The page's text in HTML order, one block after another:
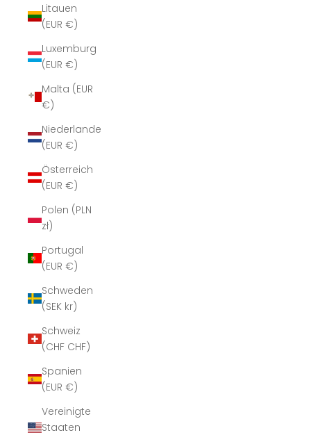
Litauen
(EUR €)
Luxemburg
(EUR €)
Malta (EUR
€)
Niederlande
(EUR €)
Österreich
(EUR €)
Polen (PLN
zł)
Portugal
(EUR €)
Schweden
(SEK kr)
Schweiz
(CHF CHF)
Spanien
(EUR €)
Vereinigte
Staaten